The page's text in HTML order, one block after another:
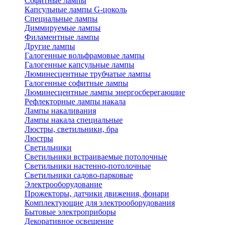
Капсульные лампы G-цоколь
Специальные лампы
Диммируемые лампы
Филаментные лампы
Другие лампы
Галогенные вольфрамовые лампы
Галогенные капсульные лампы
Люминесцентные трубчатые лампы
Галогенные софитные лампы
Люминесцентные лампы энергосберегающие
Рефлекторные лампы накала
Лампы накаливания
Лампы накала специальные
Люстры, светильники, бра
Люстры
Светильники
Светильники встраиваемые потолочные
Светильники настенно-потолочные
Светильники садово-парковые
Электрооборудование
Прожекторы, датчики движения, фонари
Комплектующие для электрооборудования
Бытовые электроприборы
Декоративное освещение